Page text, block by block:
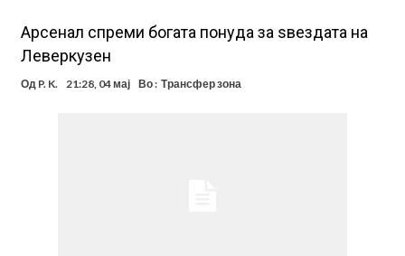
Арсенал спреми богата понуда за ѕвездата на
Леверкузен
Од P. K. 21:28, 04 мај Во : Трансфер зона